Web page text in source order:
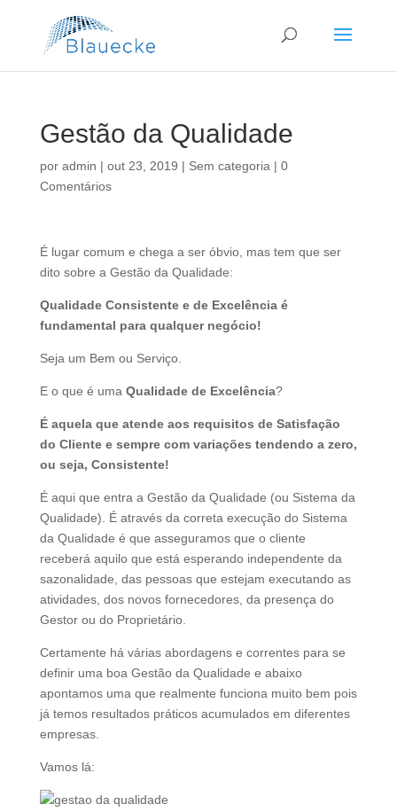
Gestão da Qualidade
por admin | out 23, 2019 | Sem categoria | 0
Comentários
É lugar comum e chega a ser óbvio, mas tem que ser
dito sobre a Gestão da Qualidade:
Qualidade Consistente e de Excelência é
fundamental para qualquer negócio!
Seja um Bem ou Serviço.
E o que é uma Qualidade de Excelência?
É aquela que atende aos requisitos de Satisfação
do Cliente e sempre com variações tendendo a zero,
ou seja, Consistente!
É aqui que entra a Gestão da Qualidade (ou Sistema da
Qualidade). É através da correta execução do Sistema
da Qualidade é que asseguramos que o cliente
receberá aquilo que está esperando independente da
sazonalidade, das pessoas que estejam executando as
atividades, dos novos fornecedores, da presença do
Gestor ou do Proprietário.
Certamente há várias abordagens e correntes para se
definir uma boa Gestão da Qualidade e abaixo
apontamos uma que realmente funciona muito bem pois
já temos resultados práticos acumulados em diferentes
empresas.
Vamos lá: